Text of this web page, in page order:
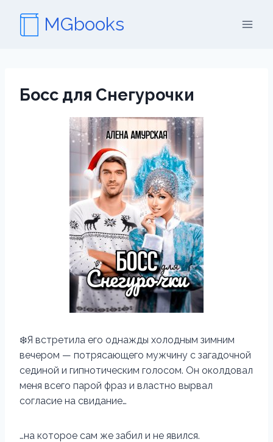
содержимому
MGbooks
Босс для Снегурочки
❄️Я встретила его однажды холодным зимним
вечером — потрясающего мужчину с загадочной
сединой и гипнотическим голосом. Он околдовал
меня всего парой фраз и властно вырвал
согласие на свидание…
…на которое сам же забил и не явился.